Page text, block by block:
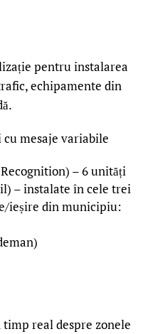
pentru instalarea
echipamente din
mesaje variabile
– 6 unități
– instalate în cele trei
ieșire din municipiu:
real despre zonele